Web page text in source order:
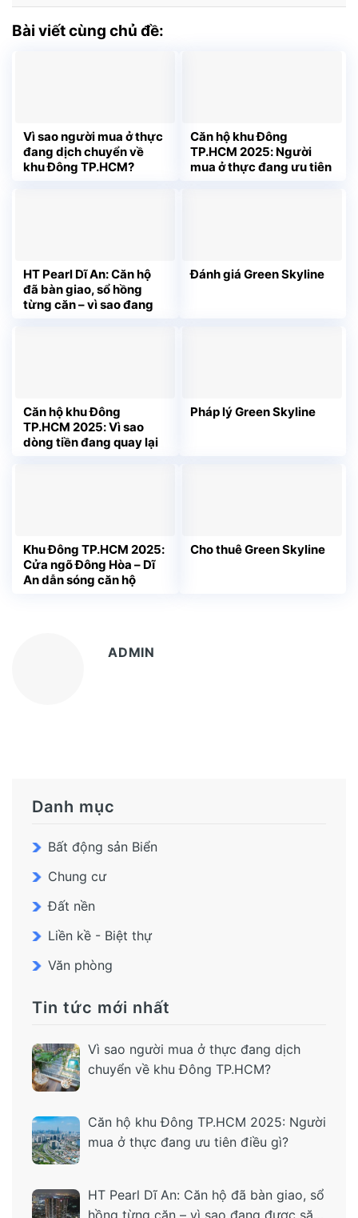
Bài viết cùng chủ đề:
Vì sao người mua ở thực
đang dịch chuyển về
khu Đông TP.HCM?
Căn hộ khu Đông
TP.HCM 2025: Người
mua ở thực đang ưu tiên
HT Pearl Dĩ An: Căn hộ
đã bàn giao, sổ hồng
từng căn – vì sao đang
Đánh giá Green Skyline
Căn hộ khu Đông
TP.HCM 2025: Vì sao
dòng tiền đang quay lại
Pháp lý Green Skyline
Khu Đông TP.HCM 2025:
Cửa ngõ Đông Hòa – Dĩ
An dẫn sóng căn hộ
Cho thuê Green Skyline
ADMIN
Danh mục
Bất động sản Biển
Chung cư
Đất nền
Liền kề - Biệt thự
Văn phòng
Tin tức mới nhất
Vì sao người mua ở thực đang dịch
chuyển về khu Đông TP.HCM?
Căn hộ khu Đông TP.HCM 2025: Người
mua ở thực đang ưu tiên điều gì?
HT Pearl Dĩ An: Căn hộ đã bàn giao, sổ